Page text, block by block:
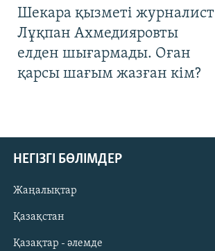
Шекара қызметі журналист
Лұқпан Ахмедияровты
елден шығармады. Оған
қарсы шағым жазған кім?
НЕГІЗГІ БӨЛІМДЕР
Жаңалықтар
Қазақстан
Қазақтар - әлемде